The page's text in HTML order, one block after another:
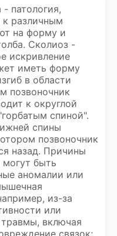
патология,
к различным
на форму и
Сколиоз -
искривление
иметь форму
в области
позвоночник
к округлой
спиной".
спины
позвоночник
назад. Причины
могут быть
аномалии или
из-за
или
включая
связок;